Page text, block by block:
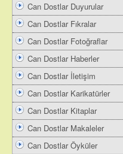
Can Dostlar Duyurular
Can Dostlar Fıkralar
Can Dostlar Fotoğraflar
Can Dostlar Haberler
Can Dostlar İletişim
Can Dostlar Karikatürler
Can Dostlar Kitaplar
Can Dostlar Makaleler
Can Dostlar Öyküler